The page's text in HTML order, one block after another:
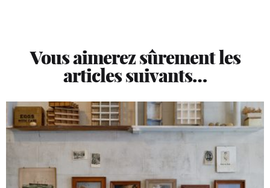
Vous aimerez sûrement les
articles suivants…